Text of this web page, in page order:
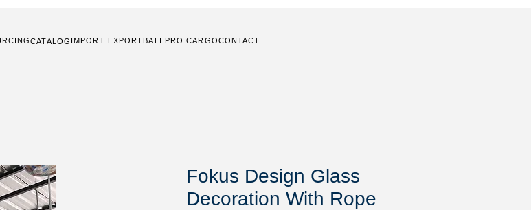
CATALOG IMPORT EXPORTBALI PRO CARGOCONTACT
Fokus Design Glass
Decoration With Rope